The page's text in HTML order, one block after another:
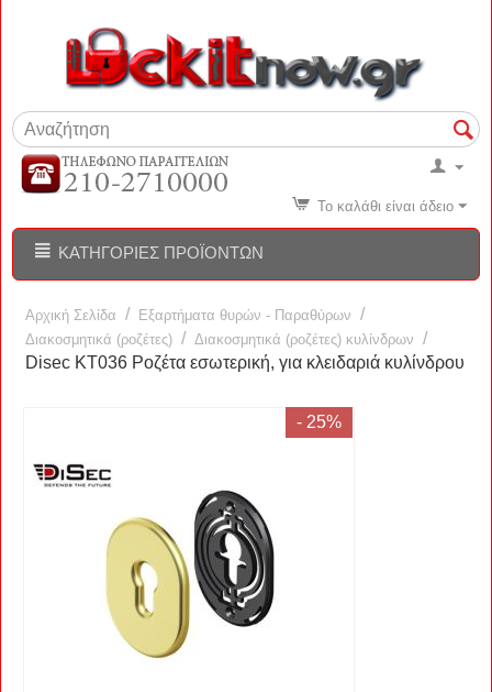
Το καλάθι είναι άδειο
ΚΑΤΗΓΟΡΊΕΣ ΠΡΟΪΌΝΤΩΝ
Αρχική Σελίδα / Εξαρτήματα θυρών - Παραθύρων /
Διακοσμητικά (ροζέτες) / Διακοσμητικά (ροζέτες) κυλίνδρων /
Disec KT036 Ροζέτα εσωτερική, για κλειδαριά κυλίνδρου
- 25%